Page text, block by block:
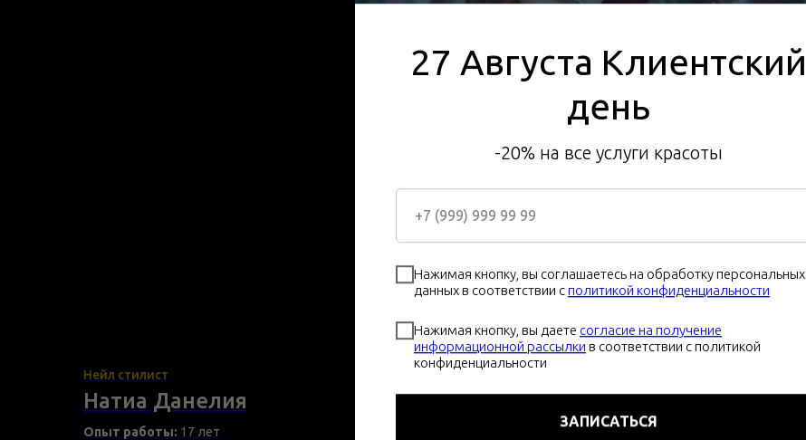
Нейл стилист
Натиа Данелия
Опыт работы: 17 лет
27 Августа Клиентский
день
-20% на все услуги красоты
Нажимая кнопку, вы соглашаетесь на обработку персональных
данных в соответствии сполитикой конфиденциальности
Нажимая кнопку, вы даете согласие на получение
информационной рассылки в соответствии с политикой
конфиденциальности
ЗАПИСАТЬСЯ